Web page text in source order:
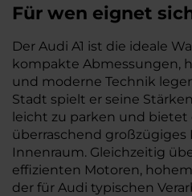
Für wen eignet
Der Audi A1 ist die ideale
kompakte Abmessungen,
und moderne Technik
Stadt spielt er seine
leicht zu parken und bietet
überraschend großzügiges
Innenraum. Gleichzeitig
effizienten Motoren,
der für Audi typischen